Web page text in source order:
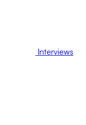
Interviews